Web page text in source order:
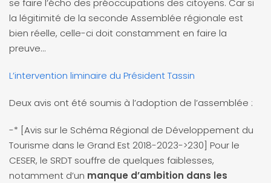
se faire l’écho des préoccupations des citoyens. Car si
la légitimité de la seconde Assemblée régionale est
bien réelle, celle-ci doit constamment en faire la
preuve…
L’intervention liminaire du Président Tassin
Deux avis ont été soumis à l’adoption de l’assemblée :
-* [Avis sur le Schéma Régional de Développement du
Tourisme dans le Grand Est 2018-2023->230] Pour le
CESER, le SRDT souffre de quelques faiblesses,
notamment d’un manque d’ambition dans les